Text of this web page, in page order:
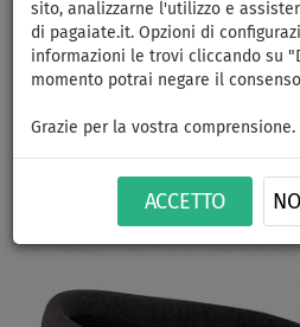
sito, analizzarne l'utilizzo e
di pagaiate.it. Opzioni di
informazioni le trovi cliccando su
momento potrai negare il
Grazie per la vostra comprensione.
ACCETTO
Trapezio
Hybrid HEX
taglia: S